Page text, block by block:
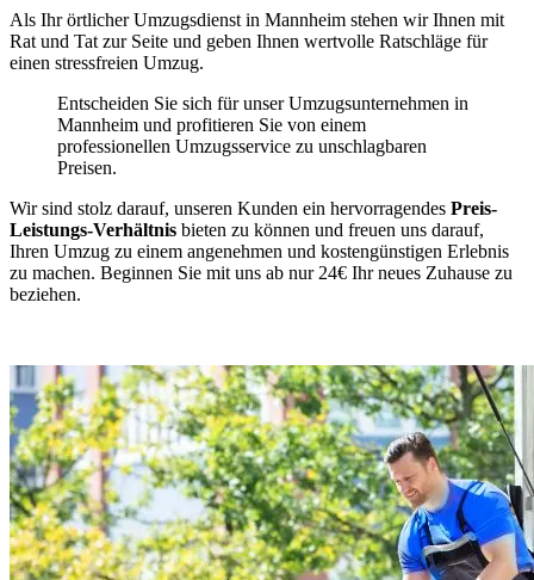
Als Ihr örtlicher Umzugsdienst in Mannheim stehen wir Ihnen mit
Rat und Tat zur Seite und geben Ihnen wertvolle Ratschläge für
einen stressfreien Umzug.
Entscheiden Sie sich für unser Umzugsunternehmen in
Mannheim und profitieren Sie von einem
professionellen Umzugsservice zu unschlagbaren
Preisen.
Wir sind stolz darauf, unseren Kunden ein hervorragendes Preis-
Leistungs-Verhältnis bieten zu können und freuen uns darauf,
Ihren Umzug zu einem angenehmen und kostengünstigen Erlebnis
zu machen. Beginnen Sie mit uns ab nur 24€ Ihr neues Zuhause zu
beziehen.